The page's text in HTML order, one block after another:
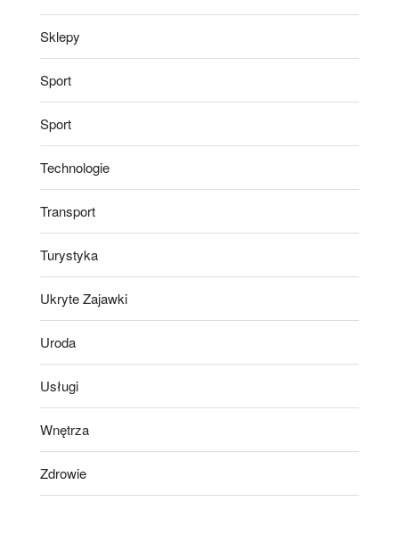
Sklepy
Sport
Sport
Technologie
Transport
Turystyka
Ukryte Zajawki
Uroda
Usługi
Wnętrza
Zdrowie